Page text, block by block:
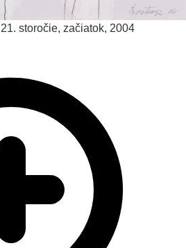
21. storočie, začiatok, 2004